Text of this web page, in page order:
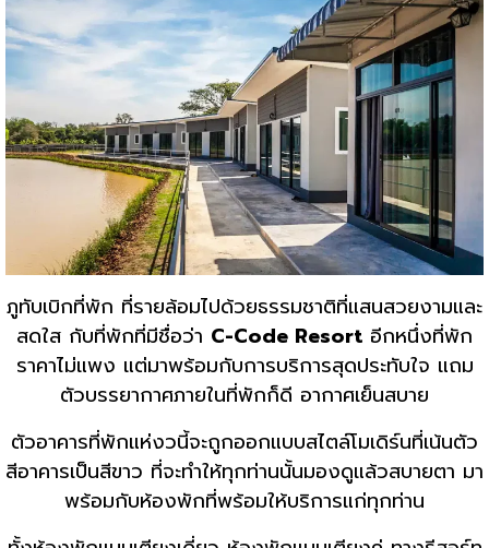
ภูทับเบิกที่พัก ที่รายล้อมไปด้วยธรรมชาติที่แสนสวยงามและ
สดใส กับที่พักที่มีชื่อว่า C-Code Resort อีกหนึ่งที่พัก
ราคาไม่แพง แต่มาพร้อมกับการบริการสุดประทับใจ แถม
ตัวบรรยากาศภายในที่พักก็ดี อากาศเย็นสบาย
ตัวอาคารที่พักแห่งวนี้จะถูกออกแบบสไตล์โมเดิร์นที่เน้นตัว
สีอาคารเป็นสีขาว ที่จะทำให้ทุกท่านนั้นมองดูแล้วสบายตา มา
พร้อมกับห้องพักที่พร้อมให้บริการแก่ทุกท่าน